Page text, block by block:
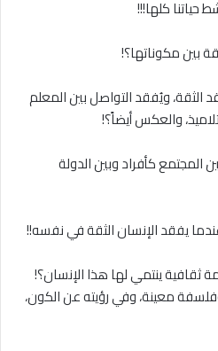
كلها!!!
بين مكوناتها؟!
الثقة، ويُفقد التواصل بين المعلم
والعكس أيضاً؟!
المجتمع كأفراد وبين الدولة
يفقد الإنسان الثقة في نفسه!!
ينتمي لها هذا الإنسان؟!
معينة، وفي رؤيته عن الكون،